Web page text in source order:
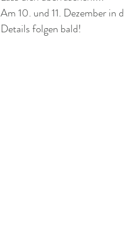
Am 10. und 11. Dezember in
Details folgen bald!